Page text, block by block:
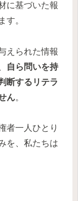
に基づいた報
す。
えられた情報
自ら問いを持
断するリテラ
ん。
者一人ひとり
を、私たちは